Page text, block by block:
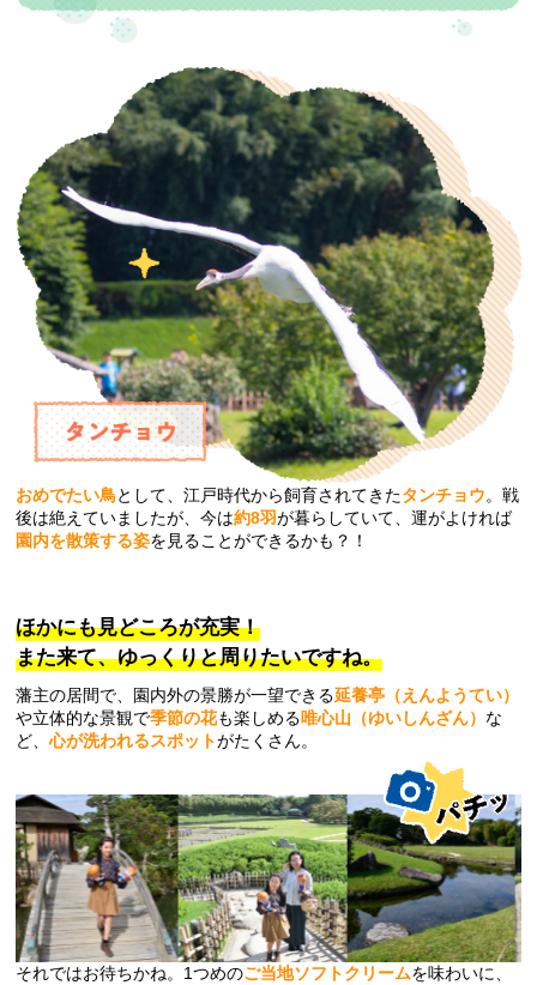
おめでたい鳥として、江戸時代から飼育されてきたタンチョウ。戦
後は絶えていましたが、今は約8羽が暮らしていて、運がよければ
園内を散策する姿を見ることができるかも？！
ほかにも見どころが充実！
また来て、ゆっくりと周りたいですね。
藩主の居間で、園内外の景勝が一望できる延養亭（えんようてい）
や立体的な景観で季節の花も楽しめる唯心山（ゆいしんざん） な
ど、心が洗われるスポットがたくさん。
それではお待ちかね。1つめのご当地ソフトクリームを味わいに、